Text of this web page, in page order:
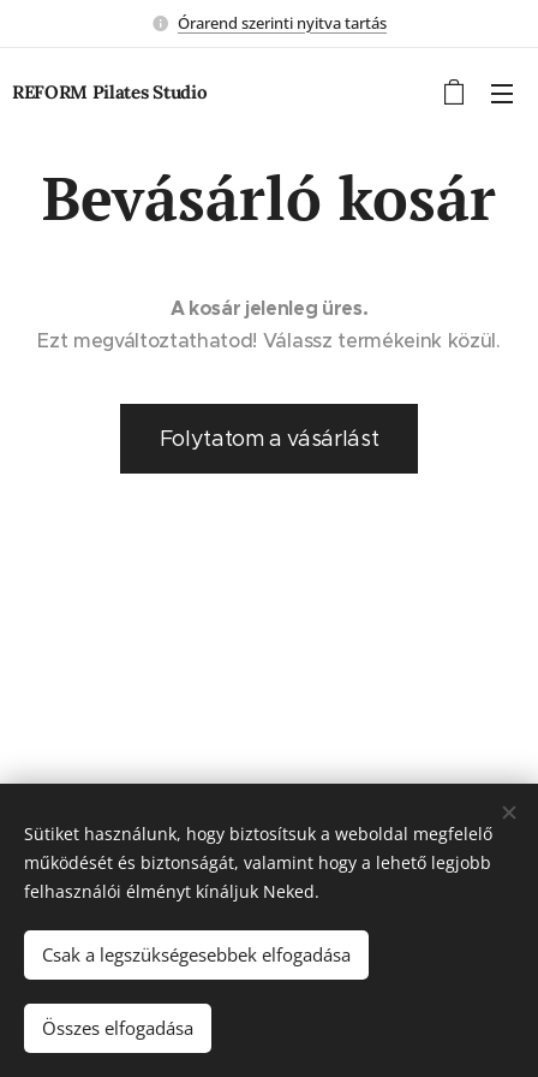
Órarend szerinti nyitva tartás
REFORM Pilates Studio
Bevásárló kosár
A kosár jelenleg üres.
Ezt megváltoztathatod! Válassz termékeink közül.
Folytatom a vásárlást
© 2024 Minden jog fenntartva
Sütiket használunk, hogy biztosítsuk a weboldal megfelelő
működését és biztonságát, valamint hogy a lehető legjobb
felhasználói élményt kínáljuk Neked.
Csak a legszükségesebbek elfogadása
Összes elfogadása